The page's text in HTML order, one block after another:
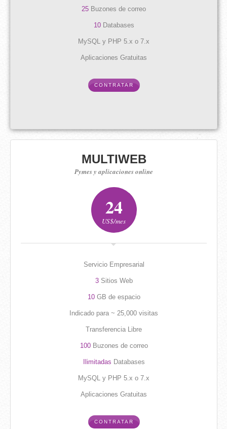
25 Buzones de correo
10Databases
MySQL y PHP 5.x o 7.x
Aplicaciones Gratuitas
CONTRATAR
MULTIWEB
Pymes y aplicaciones online
24
US$/mes
Servicio Empresarial
3 Sitios Web
10 GB de espacio
Indicado para ~ 25,000 visitas
Transferencia Libre
100Buzones de correo
Ilimitadas Databases
MySQL y PHP 5.x o 7.x
Aplicaciones Gratuitas
CONTRATAR